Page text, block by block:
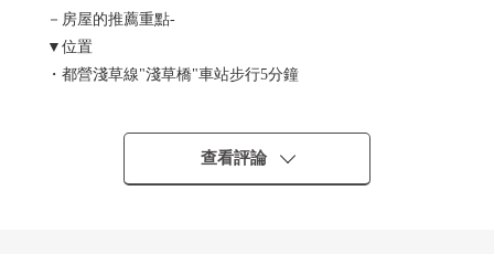
－房屋的推薦重點-
▼位置
・都營淺草線"淺草橋"車站步行5分鐘
・JR總武線"淺草橋"車站步行6分鐘
・JR總武線(快速)"馬喰町"車站步行11分鐘
・都營大江戶線"藏前"車站步行12分鐘
查看評論